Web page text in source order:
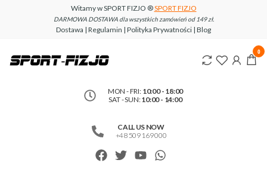
Witamy w SPORT FIZJO ®SPORT FIZJO
DARMOWA DOSTAWA dla wszystkich zamówień od 149 zł.
Dostawa | Regulamin | Polityka Prywatności | Blog
www.sport-
MON - FRI: 10:00 - 18:00
SAT - SUN:10:00 - 14:00
CALL US NOW
+48 509 169 000
0